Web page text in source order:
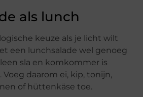
als lunch
keuze als je licht wilt
een lunchsalade wel genoeg
sla en komkommer is
daarom ei, kip, tonijn,
of hüttenkäse toe.